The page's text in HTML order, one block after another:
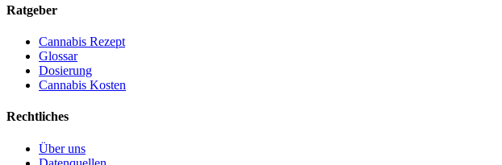
Ratgeber
Cannabis Rezept
Glossar
Dosierung
Cannabis Kosten
Rechtliches
Über uns